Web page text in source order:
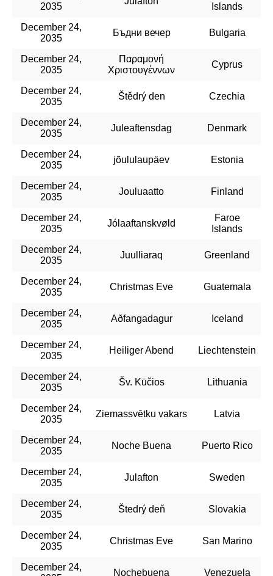
2035
Islands
December 24,
2035
Бъдни вечер Bulgaria
December 24,
2035
Παραμονή
Χριστουγέννων
Cyprus
December 24,
2035
Štědrý den Czechia
December 24,
2035
Juleaftensdag Denmark
December 24,
2035
jõululaupäev Estonia
December 24,
2035
Jouluaatto Finland
December 24,
2035
Jólaaftanskvøld
Faroe
Islands
December 24,
2035
Juulliaraq Greenland
December 24,
2035
Christmas Eve Guatemala
December 24,
2035
Aðfangadagur Iceland
December 24,
2035
Heiliger Abend Liechtenstein
December 24,
2035
Šv. Kūčios Lithuania
December 24,
2035
Ziemassvētku vakars Latvia
December 24,
2035
Noche Buena Puerto Rico
December 24,
2035
Julafton Sweden
December 24,
2035
Štedrý deň Slovakia
December 24,
2035
Christmas Eve San Marino
December 24,
Nochebuena Venezuela